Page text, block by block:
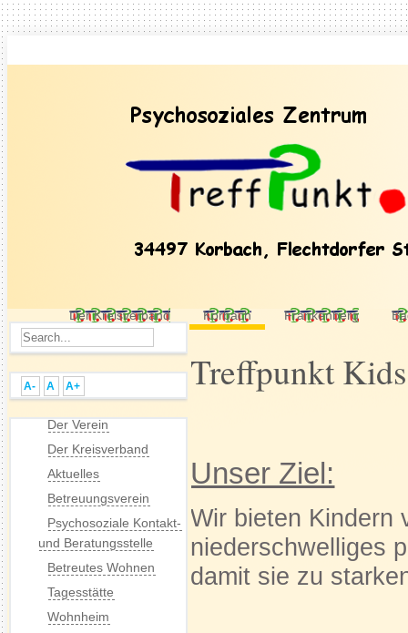
Der Kreisverband Korbach Frankenberg
Treffpunkt
Unser Ziel:
Wir bieten Kindern
niederschwelliges
damit sie zu
A- A A+
Der Verein
Der Kreisverband
Aktuelles
Betreuungsverein
Psychosoziale Kontakt-
und Beratungsstelle
Betreutes Wohnen
Tagesstätte
Wohnheim